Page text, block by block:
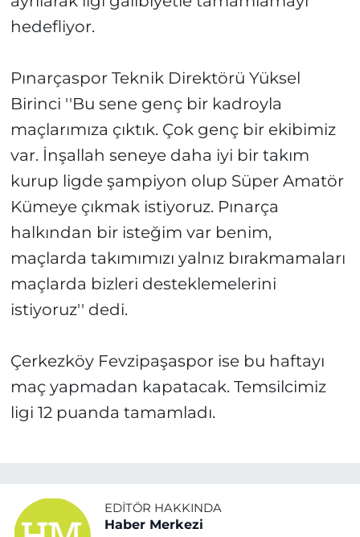
hedefliyor.
Pınarçaspor Teknik Direktörü Yüksel
Birinci ''Bu sene genç bir kadroyla
maçlarımıza çıktık. Çok genç bir ekibimiz
var. İnşallah seneye daha iyi bir takım
kurup ligde şampiyon olup Süper Amatör
Kümeye çıkmak istiyoruz. Pınarça
halkından bir isteğim var benim,
maçlarda takımımızı yalnız bırakmamaları
maçlarda bizleri desteklemelerini
istiyoruz'' dedi.
Çerkezköy Fevzipaşaspor ise bu haftayı
maç yapmadan kapatacak. Temsilcimiz
ligi 12 puanda tamamladı.
EDITÖR HAKKINDA
Haber Merkezi